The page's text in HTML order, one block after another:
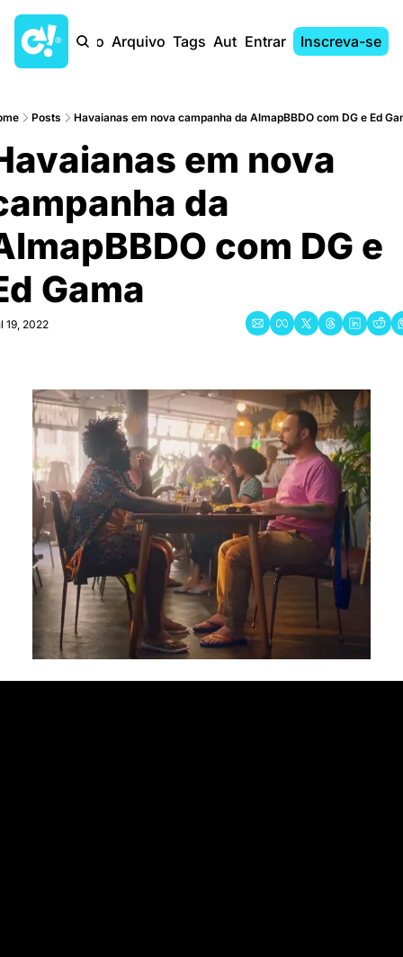
Início Arquivo Tags AutoresEntrar Inscreva-se
Posts Havaianas em nova campanha da AlmapBBDO com DG e Ed
em nova
da
com DG e
Gama
19, 2022